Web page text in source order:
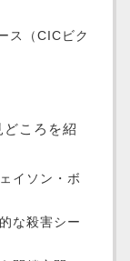
ス（CICビク
どころを紹
イソン・ボ
な殺害シー